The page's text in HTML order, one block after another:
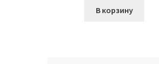
В корзину